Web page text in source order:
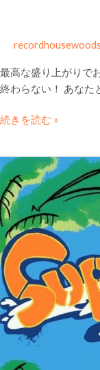
最高な盛り上がりで
終わらない！ あなた
続きを読む »
SUPER
GOOD
GO!BACK!!JAMP!!